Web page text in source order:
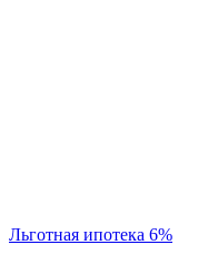
Льготная ипотека 6%